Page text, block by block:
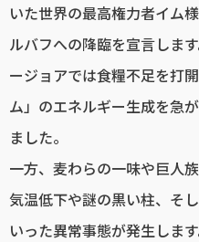
いた世界の最高権力者イム
ルバフへの降臨を宣言しま
ージョアでは食糧不足を打
ム」のエネルギー生成を急
ました。
一方、麦わらの一味や巨人
気温低下や謎の黒い柱、そ
いった異常事態が発生しま